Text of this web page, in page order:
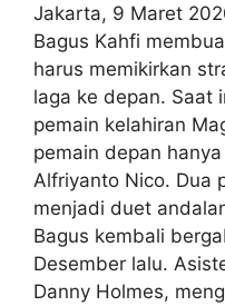
Jakarta, 9 Maret
Bagus Kahfi
harus memikirkan
laga ke depan. Saat
pemain kelahiran
pemain depan
Alfriyanto Nico. Dua
menjadi duet
Bagus kembali
Desember lalu.
Danny Holmes,